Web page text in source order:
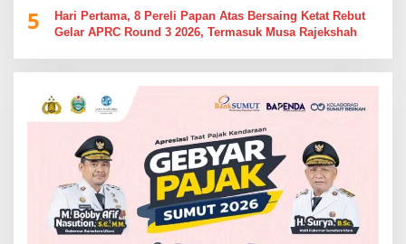
5
Hari Pertama, 8 Pereli Papan Atas Bersaing Ketat Rebut
Gelar APRC Round 3 2026, Termasuk Musa Rajekshah